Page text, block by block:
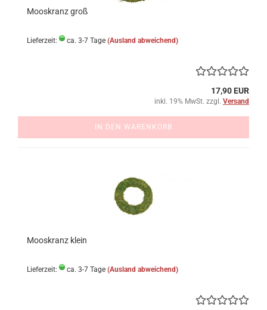
Mooskranz groß
Lieferzeit: ca. 3-7 Tage (Ausland abweichend)
17,90 EUR
inkl. 19% MwSt. zzgl. Versand
IN DEN WARENKORB
Mooskranz klein
Lieferzeit: ca. 3-7 Tage (Ausland abweichend)